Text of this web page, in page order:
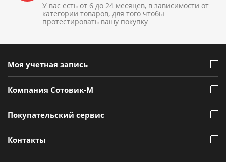
У вас есть от 6 до 24 месяцев, в зависимости от
категории товаров, для того чтобы
протестировать вашу покупку
Моя учетная запись
Компания Сотовик-М
Покупательский сервис
Контакты